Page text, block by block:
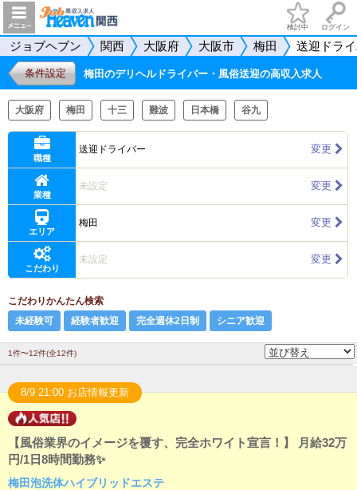
検討中 ログイン
ジョブヘブン 関西 大阪府 大阪市 梅田 送迎ドラ
条件設定 梅田のデリヘルドライバー・風俗送迎の高収入求人
大阪府 梅田 十三 難波 日本橋 谷九
職種
送迎ドライバー 変更
業種
未設定 変更
エリア
梅田 変更
こだわり
未設定 変更
こだわりかんたん検索
未経験可
経験者歓迎 完全週休2日制 シニア歓迎
1件〜12件(全12件)
8/9 21:00 お店情報更新
【風俗業界のイメージを覆す、完全ホワイト宣言！】 月給32万
円/1日8時間勤務✨
梅田泡洗体ハイブリッドエステ